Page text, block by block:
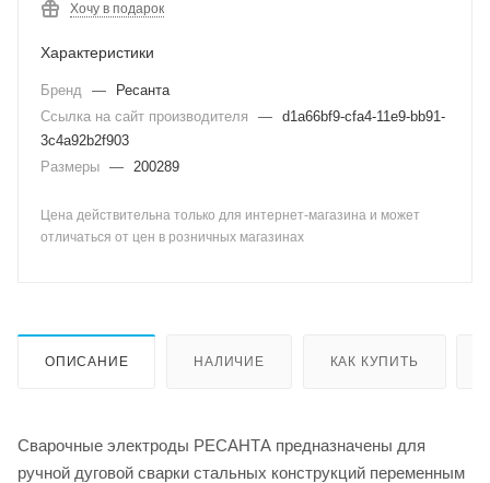
Хочу в подарок
Характеристики
Бренд —
Ресанта
Ссылка на сайт производителя
— d1a66bf9-cfa4-11e9-bb91-
3c4a92b2f903
Размеры — 200289
Цена действительна только для интернет-магазина и может
отличаться от цен в розничных магазинах
ОПИСАНИЕ НАЛИЧИЕ КАК КУПИТЬ
Сварочные электроды РЕСАНТА предназначены для
ручной дуговой сварки стальных конструкций переменным